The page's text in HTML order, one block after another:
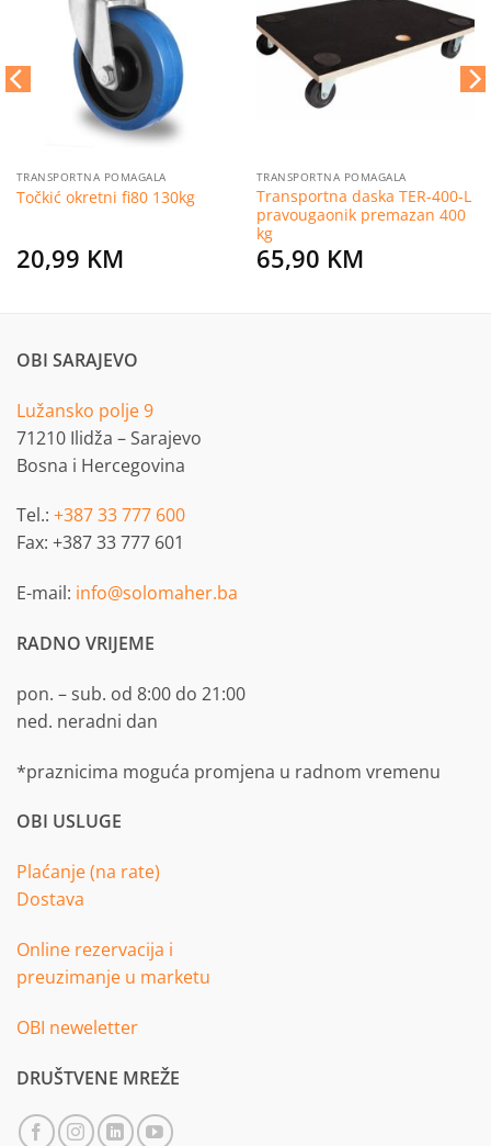
TRANSPORTNA POMAGALA
Točkić okretni fi80 130kg
20,99 KM
na
listu
želja
TRANSPORTNA POMAGALA
Transportna daska TER-400-L
pravougaonik premazan 400
kg
65,90 KM
OBI SARAJEVO
Lužansko polje 9
71210 Ilidža – Sarajevo
Bosna i Hercegovina
Tel.: +387 33 777 600
Fax: +387 33 777 601
E-mail: info@solomaher.ba
RADNO VRIJEME
pon. – sub. od 8:00 do 21:00
ned. neradni dan
*praznicima moguća promjena u radnom vremenu
OBI USLUGE
Plaćanje (na rate)
Dostava
Online rezervacija i
preuzimanje u marketu
OBI neweletter
DRUŠTVENE MREŽE